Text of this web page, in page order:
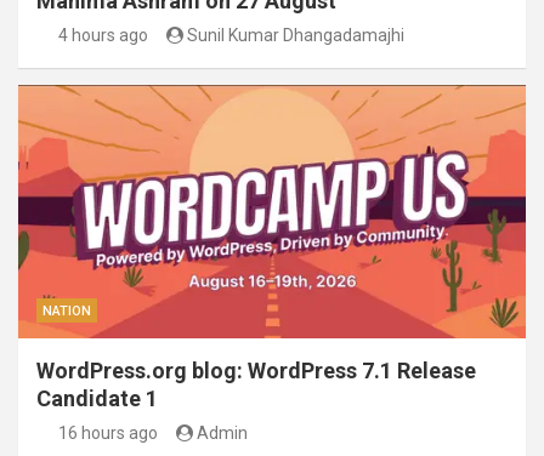
4 hours ago Sunil Kumar Dhangadamajhi
NATION
WordPress.org blog: WordPress 7.1 Release
Candidate 1
16 hours ago Admin